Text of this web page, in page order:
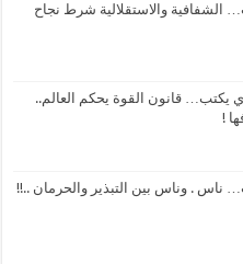
الشفافية والاستقلالية شرط نجاح
يكتب… قانون القوة يحكم العالم..
!
ناس . وناس بين التبذير والحرمان ..!!